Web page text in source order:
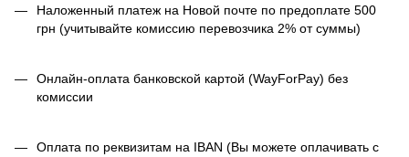
Наложенный платеж на Новой почте по предоплате 500
грн (учитывайте комиссию перевозчика 2% от суммы)
Онлайн-оплата банковской картой (WayForPay) без
комиссии
Оплата по реквизитам на IBAN (Вы можете оплачивать с